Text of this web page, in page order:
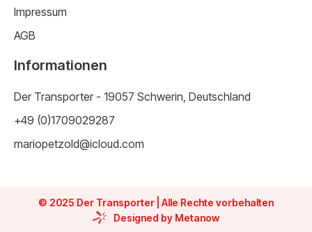
Impressum
AGB
Informationen
Der Transporter - 19057 Schwerin, Deutschland
+49 (0)1709029287
mariopetzold@icloud.com
© 2025 Der Transporter | Alle Rechte vorbehalten
Designed by Metanow